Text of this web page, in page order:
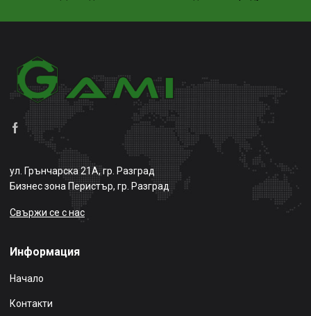
ул. Грънчарска 21А, гр. Разград
Бизнес зона Перистър, гр. Разград
Свържи се с нас
Информация
Начало
Контакти